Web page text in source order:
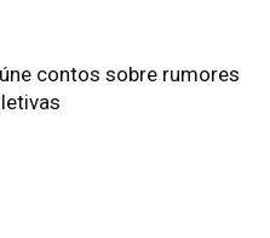
contos sobre rumores